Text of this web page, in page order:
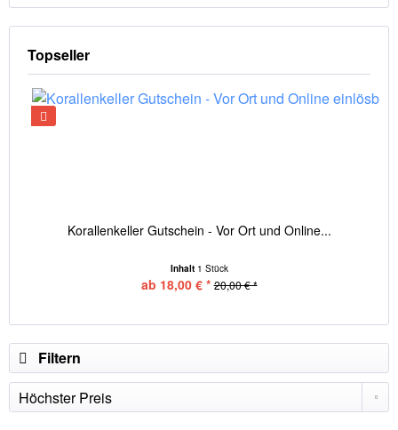
Topseller
Korallenkeller Gutschein - Vor Ort und Online...
Inhalt 1 Stück
ab 18,00 € * 20,00 € *
Filtern